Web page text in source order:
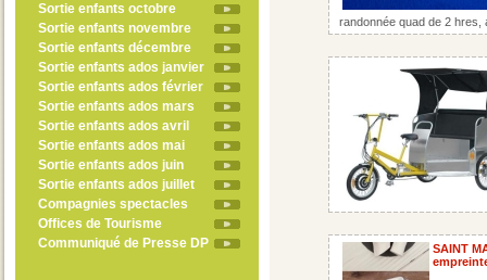
Sortie enfants octobre
Sortie enfants novembre
Sortie enfants décembre
Sortie enfants ados janvier
Sortie enfants ados février
Sortie enfants ados mars
Sortie enfants ados avril
Sortie enfants ados mai
Sortie enfants ados juin
Sortie enfants ados juillet
Compagnies spectacles
Offices de Tourisme
Communiqué de Presse DP
randonnée quad de 2 hres,
SAINT